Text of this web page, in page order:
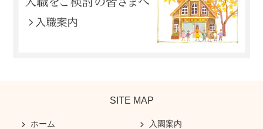
SITE MAP
ホーム 入園案内